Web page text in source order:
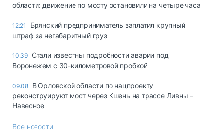
области: движение по мосту остановили на четыре часа
12:21
Брянский предприниматель заплатил крупный
штраф за негабаритный груз
10:39 Стали известны подробности аварии под
Воронежем с 30-километровой пробкой
09.08 В Орловской области по нацпроекту
реконструируют мост через Кшень на трассе Ливны –
Навесное
Все новости